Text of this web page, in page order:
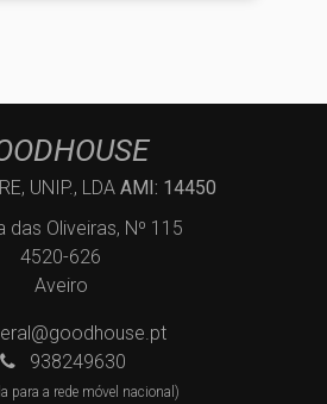
UNIP., LDA AMI: 14450
das Oliveiras, Nº 115
4520-626
Aveiro
938249630
para a rede móvel nacional)